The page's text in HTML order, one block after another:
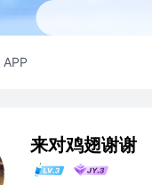
APP
来对鸡翅谢谢